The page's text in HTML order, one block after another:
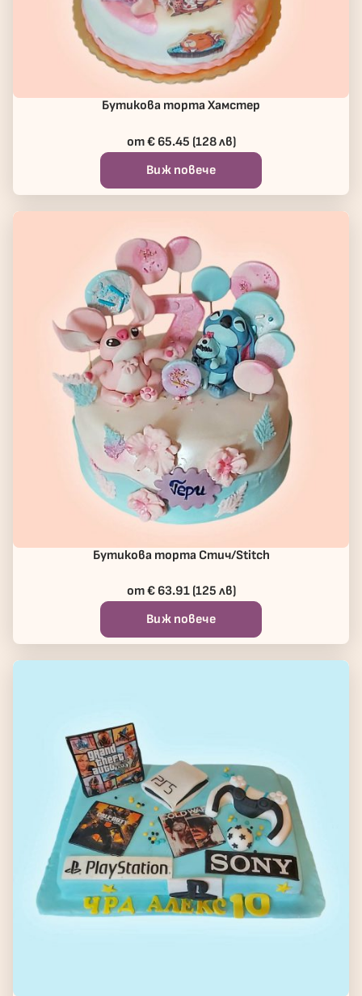
от € 65.45 (128 лв)
Бутикова торта Хамстер
Виж повече
от € 63.91 (125 лв)
Бутикова торта Стич/Stitch
Виж повече